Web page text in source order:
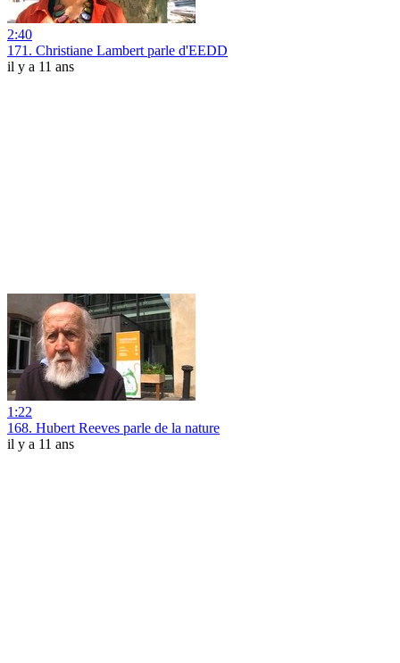
2:40
171. Christiane Lambert parle d'EEDD
il y a 11 ans
1:22
168. Hubert Reeves parle de la nature
il y a 11 ans